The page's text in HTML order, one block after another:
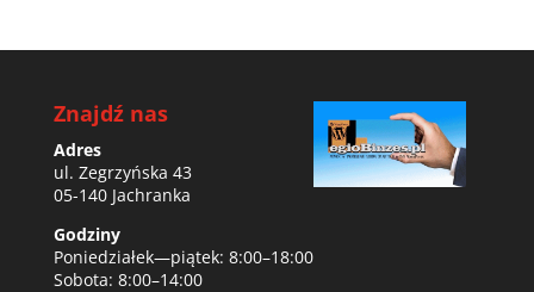
Znajdź nas
Adres
ul. Zegrzyńska 43
05-140 Jachranka
Godziny
Poniedziałek—piątek: 8:00–18:00
Sobota: 8:00–14:00